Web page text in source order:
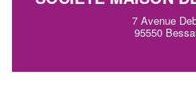
7 Avenue
95550